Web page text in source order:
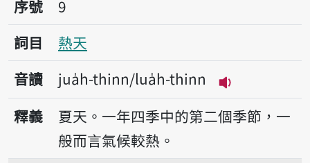
序號
9
詞目
熱天
音讀
jua̍h-thinn/lua̍h-thinn
播放音讀
釋義
夏天。一年四季中的第二個季節，一
般而言氣候較熱。